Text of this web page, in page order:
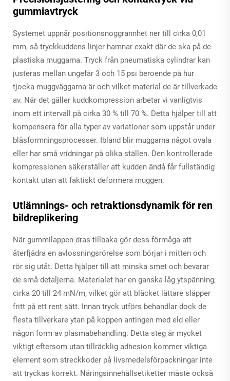
gummiavtryck
Systemet uppnår positionsnoggrannhet ner till cirka 0,01
mm, så tryckkuddens linjer hamnar exakt där de ska på de
plastiska muggarna. Tryck från pneumatiska cylindrar kan
justeras mellan ungefär 3 och 15 psi beroende på hur
tjocka muggväggarna är och vilket material de är tillverkade
av. När det gäller kuddkompression arbetar vi vanligtvis
inom ett intervall på cirka 30 % till 70 %. Detta hjälper till att
kompensera för alla typer av variationer som uppstår under
blåsformningsprocesser. Ibland blir muggarna något ovala
eller har små vridningar på olika ställen. Den kontrollerade
kompressionen säkerställer att kudden ändå får fullständig
kontakt utan att faktiskt deformera muggen.
Utlämnings- och retraktionsdynamik för ren
bildreplikering
När gummilappen dras tillbaka gör dess förmåga att
återfjädra en avlossningsrörelse som börjar i mitten och
rör sig utåt. Detta hjälper till att minska smet och bevarar
de små detaljerna. Materialet har en ganska låg ytspänning,
cirka 20 till 24 mN/m, vilket gör att bläcket lättare släpper
fritt på ett rent sätt. Innan tryck utförs behandlar dock de
flesta tillverkare ytan på koppen antingen med eld eller
någon form av plasmabehandling. Detta steg är mycket
viktigt eftersom utan tillräcklig adhesion kommer viktiga
element som streckkoder på livsmedelsförpackningar inte
att tryckas korrekt. Näringsinnehållsetiketter måste också